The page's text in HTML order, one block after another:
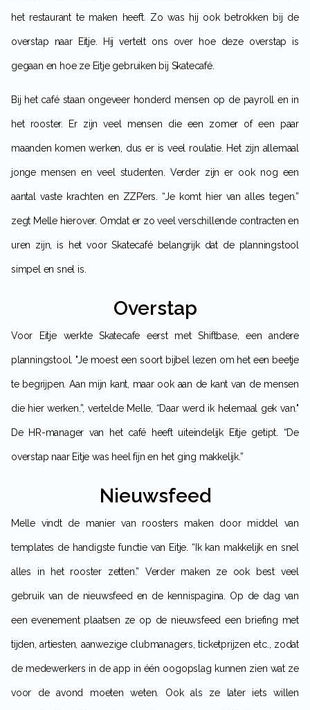
het restaurant te maken heeft. Zo was hij ook betrokken bij de
overstap naar Eitje. Hij vertelt ons over hoe deze overstap is
gegaan en hoe ze Eitje gebruiken bij Skatecafé.
Bij het café staan ongeveer honderd mensen op de payroll en in
het rooster. Er zijn veel mensen die een zomer of een paar
maanden komen werken, dus er is veel roulatie. Het zijn allemaal
jonge mensen en veel studenten. Verder zijn er ook nog een
aantal vaste krachten en ZZP’ers. “Je komt hier van alles tegen.”
zegt Melle hierover. Omdat er zo veel verschillende contracten en
uren zijn, is het voor Skatecafé belangrijk dat de planningstool
simpel en snel is.
Overstap
Voor Eitje werkte Skatecafe eerst met Shiftbase, een andere
planningstool. "Je moest een soort bijbel lezen om het een beetje
te begrijpen. Aan mijn kant, maar ook aan de kant van de mensen
die hier werken.”, vertelde Melle, “Daar werd ik helemaal gek van."
De HR-manager van het café heeft uiteindelijk Eitje getipt. “De
overstap naar Eitje was heel fijn en het ging makkelijk.”
Nieuwsfeed
Melle vindt de manier van roosters maken door middel van
templates de handigste functie van Eitje. “Ik kan makkelijk en snel
alles in het rooster zetten.” Verder maken ze ook best veel
gebruik van de nieuwsfeed en de kennispagina. Op de dag van
een evenement plaatsen ze op de nieuwsfeed een briefing met
tijden, artiesten, aanwezige clubmanagers, ticketprijzen etc., zodat
de medewerkers in de app in één oogopslag kunnen zien wat ze
voor de avond moeten weten. Ook als ze later iets willen